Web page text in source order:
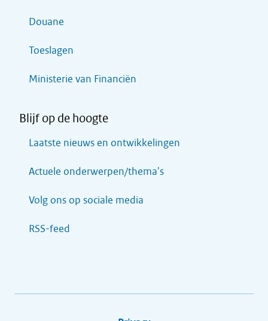
Douane
Toeslagen
Ministerie van Financiën
Blijf op de hoogte
Laatste nieuws en ontwikkelingen
Actuele onderwerpen/thema's
Volg ons op sociale media
RSS-feed